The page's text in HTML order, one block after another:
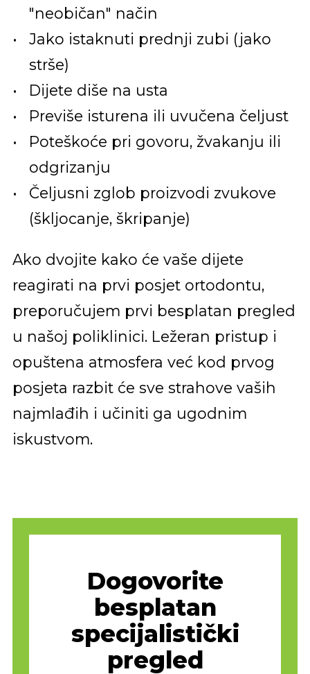
"neobičan" način
Jako istaknuti prednji zubi (jako
strše)
Dijete diše na usta
Previše isturena ili uvučena čeljust
Poteškoće pri govoru, žvakanju ili
odgrizanju
Čeljusni zglob proizvodi zvukove
(škljocanje, škripanje)
Ako dvojite kako će vaše dijete
reagirati na prvi posjet ortodontu,
preporučujem prvi besplatan pregled
u našoj poliklinici. Ležeran pristup i
opuštena atmosfera već kod prvog
posjeta razbit će sve strahove vaših
najmlađih i učiniti ga ugodnim
iskustvom.
Dogovorite
besplatan
specijalistički
pregled